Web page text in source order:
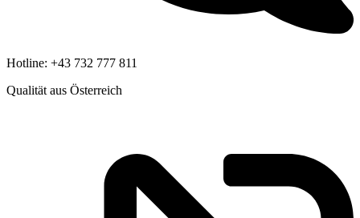
Hotline: +43 732 777 811
Qualität aus Österreich